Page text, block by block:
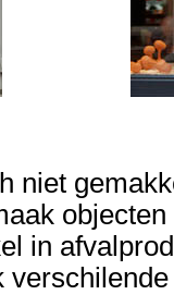
niet
in